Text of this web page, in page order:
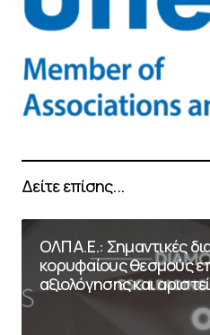
Δείτε επίσης...
ΟΛΠ Α.Ε.: Σημαντικές
κορυφαίους θεσμούς
αξιολόγησης και